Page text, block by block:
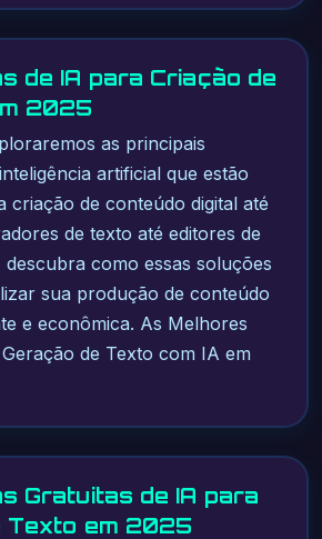
de IA para Criação de
2025
as principais
artificial que estão
criação de conteúdo digital até
de texto até editores de
descubra como essas soluções
sua produção de conteúdo
e econômica. As Melhores
de Texto com IA em
Gratuitas de IA para
Texto em 2025